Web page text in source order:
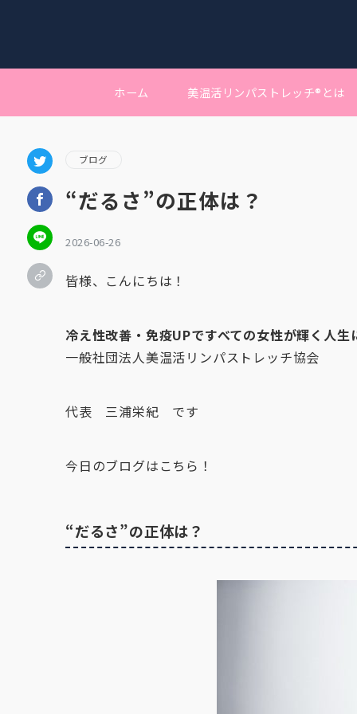
ホーム 美温活リンパストレッチ®︎とは
ブログ
“だるさ”の正体は？
2026-06-26
皆様、こんにちは！
冷え性改善・免疫UPですべての女性が輝く人生
一般社団法人美温活リンパストレッチ協会
代表 三浦栄紀 です
今日のブログはこちら！
“だるさ”の正体は？